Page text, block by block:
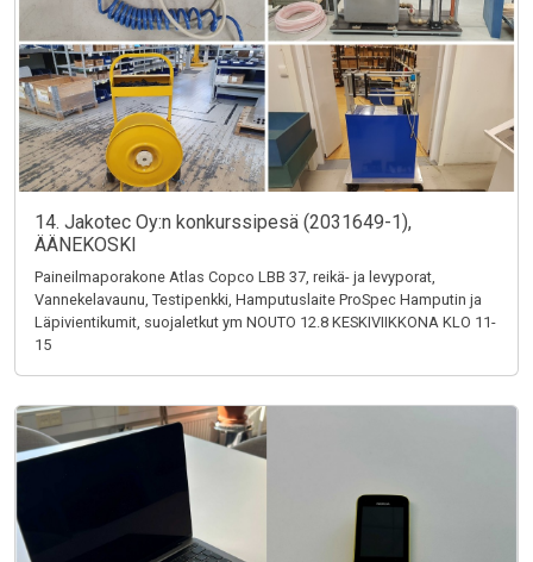
14. Jakotec Oy:n konkurssipesä (2031649-1),
ÄÄNEKOSKI
Paineilmaporakone Atlas Copco LBB 37, reikä- ja levyporat,
Vannekelavaunu, Testipenkki, Hamputuslaite ProSpec Hamputin ja
Läpivientikumit, suojaletkut ym NOUTO 12.8 KESKIVIIKKONA KLO 11-
15